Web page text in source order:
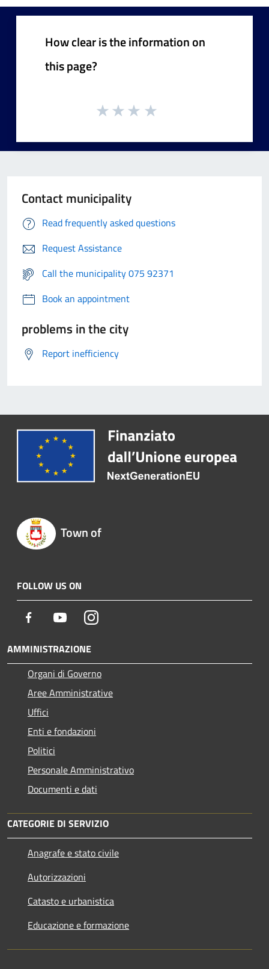
How clear is the information on
this page?
Contact municipality
Read frequently asked questions
Request Assistance
Call the municipality 075 92371
Book an appointment
problems in the city
Report inefficiency
Town of
FOLLOW US ON
Facebook YoutubeInstagram
AMMINISTRAZIONE
Organi di Governo
Aree Amministrative
Uffici
Enti e fondazioni
Politici
Personale Amministrativo
Documenti e dati
CATEGORIE DI SERVIZIO
Anagrafe e stato civile
Autorizzazioni
Catasto e urbanistica
Educazione e formazione